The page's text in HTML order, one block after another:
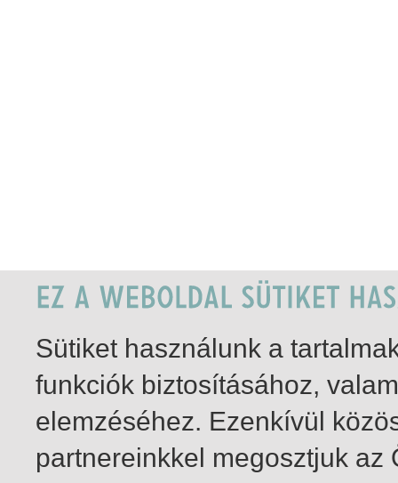
Sütiket használunk a
funkciók biztosításához,
elemzéséhez. Ezenkívül
partnereinkkel megosztjuk